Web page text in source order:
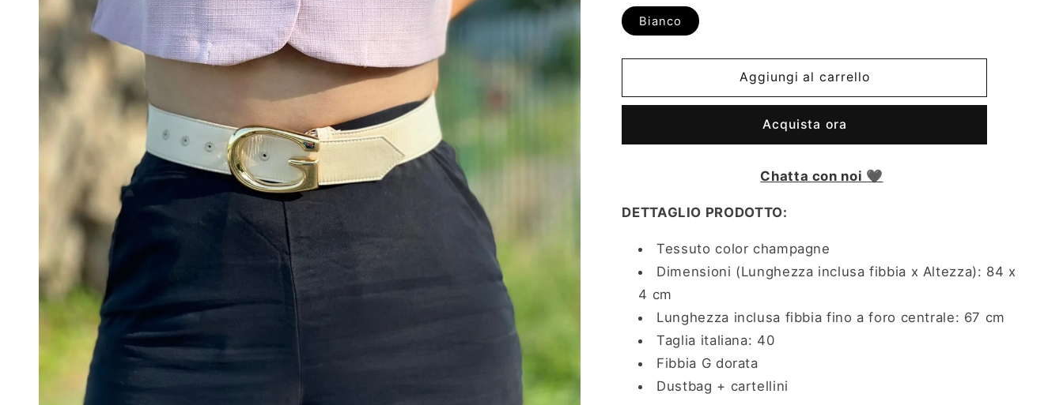
Bianco
Aggiungi al carrello
Acquista ora
Chatta con noi 🖤
DETTAGLIO PRODOTTO:
Tessuto color champagne
Dimensioni (Lunghezza inclusa fibbia x Altezza): 84 x
4 cm
Lunghezza inclusa fibbia fino a foro centrale: 67 cm
Taglia italiana: 40
Fibbia G dorata
Dustbag + cartellini